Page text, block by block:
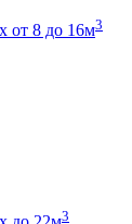
от 8 до 16м3
3